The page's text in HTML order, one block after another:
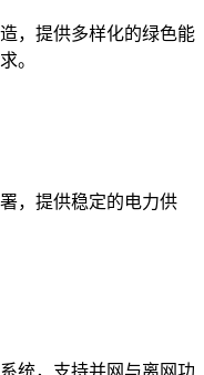
，提供多样化的绿色能
。
，提供稳定的电力供
统，支持并网与离网功